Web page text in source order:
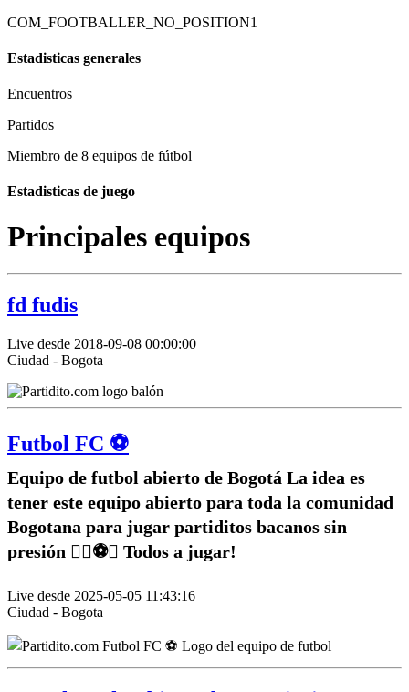
COM_FOOTBALLER_NO_POSITION1
Estadisticas generales
Encuentros
Partidos
Miembro de 8 equipos de fútbol
Estadisticas de juego
Principales equipos
fd fudis
Live desde 2018-09-08 00:00:00
Ciudad - Bogota
Futbol FC ⚽️
Equipo de futbol abierto de Bogotá La idea es
tener este equipo abierto para toda la comunidad
Bogotana para jugar partiditos bacanos sin
presión ✌🏽⚽️🥅 Todos a jugar!
Live desde 2025-05-05 11:43:16
Ciudad - Bogota